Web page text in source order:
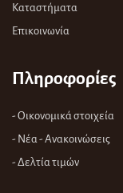
Καταστήματα
Επικοινωνία
Πληροφορίες
- Οικονομικά στοιχεία
- Νέα - Ανακοινώσεις
- Δελτία τιμών